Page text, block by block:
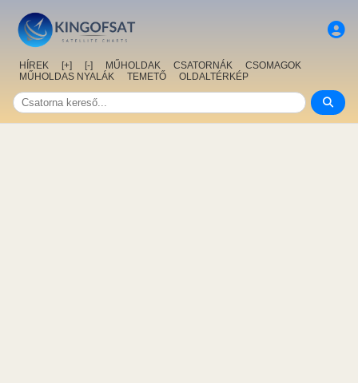
HÍREK [+] [-] MŰHOLDAK CSATORNÁK
CSOMAGOK
MŰHOLDAS NYALÁK
TEMETŐ OLDALTÉRKÉP